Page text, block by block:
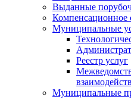
Выданные
Компенсационное
Муниципальные
Реестр услуг
Муниципальные